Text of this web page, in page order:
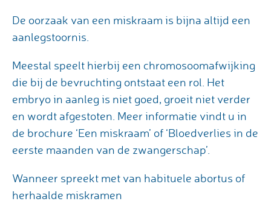
De oorzaak van een miskraam is bijna altijd een
aanlegstoornis.
Meestal speelt hierbij een chromosoomafwijking
die bij de bevruchting ontstaat een rol. Het
embryo in aanleg is niet goed, groeit niet verder
en wordt afgestoten. Meer informatie vindt u in
de brochure ‘Een miskraam’ of ‘Bloedverlies in de
eerste maanden van de zwangerschap’.
Wanneer spreekt met van habituele abortus of
herhaalde miskramen